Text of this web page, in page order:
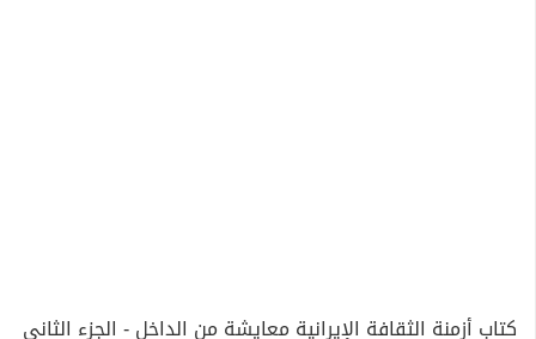
كتاب أزمنة الثقافة الإيرانية معايشة من الداخل - الجزء الثاني